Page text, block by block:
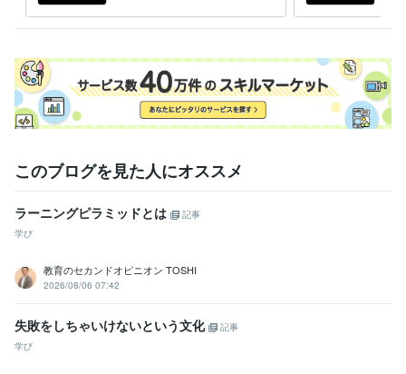
このブログを見た人にオススメ
ラーニングピラミッドとは
記事
学び
教育のセカンドオピニオン TOSHI
2026/08/06 07:42
失敗をしちゃいけないという文化
記事
学び